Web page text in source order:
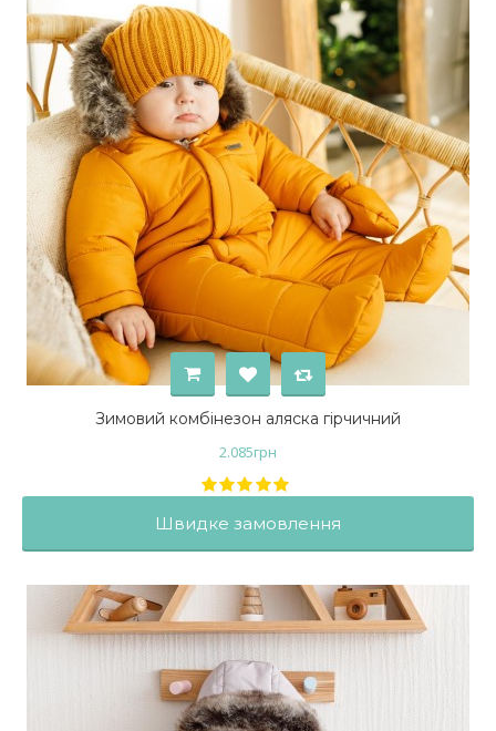
Зимовий комбінезон аляска гірчичний
2.085грн
Швидке замовлення